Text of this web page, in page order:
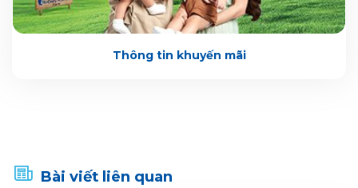
Thông tin khuyến mãi
Bài viết liên quan